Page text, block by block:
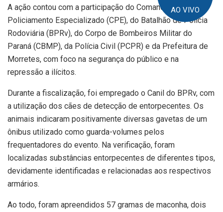
AO VIVO
A ação contou com a participação do Comando de
Policiamento Especializado (CPE), do Batalhão de Polícia
Rodoviária (BPRv), do Corpo de Bombeiros Militar do
Paraná (CBMP), da Polícia Civil (PCPR) e da Prefeitura de
Morretes, com foco na segurança do público e na
repressão a ilícitos.
Durante a fiscalização, foi empregado o Canil do BPRv, com
a utilização dos cães de detecção de entorpecentes. Os
animais indicaram positivamente diversas gavetas de um
ônibus utilizado como guarda-volumes pelos
frequentadores do evento. Na verificação, foram
localizadas substâncias entorpecentes de diferentes tipos,
devidamente identificadas e relacionadas aos respectivos
armários.
Ao todo, foram apreendidos 57 gramas de maconha, dois